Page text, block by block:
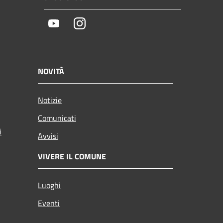
YoutubeInstagram
NOVITÀ
Notizie
Comunicati
Avvisi
VIVERE IL COMUNE
Luoghi
Eventi